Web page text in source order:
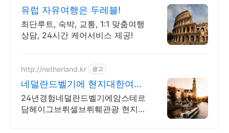
유럽 자유여행은 두레블!
최단루트, 숙박, 교통, 1:1 맞춤여행
상담, 24시간 케어서비스 제공!
http://netherland.kr 광고
네덜란드벨기에 현지대한여행
사
24년경험네덜란드벨기에암스테르
담헤이그브뤼셀브뤼훼관광 현지직